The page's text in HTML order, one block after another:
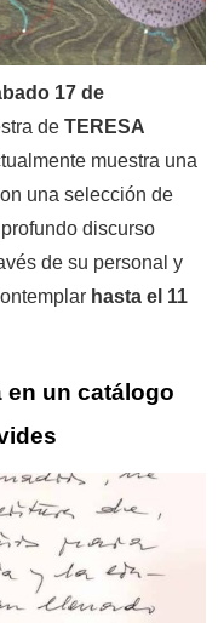
17 de
de TERESA
muestra una
una selección de
discurso
de su personal y
hasta el 11
en un catálogo